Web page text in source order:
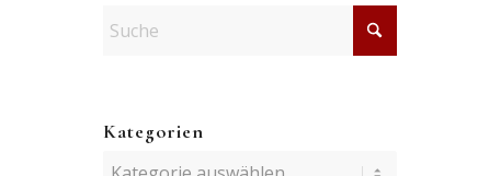
Kategorien
Kategorien